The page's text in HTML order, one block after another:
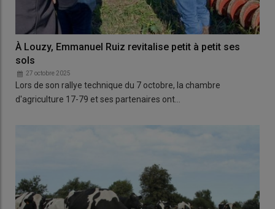
À Louzy, Emmanuel Ruiz revitalise petit à petit ses
sols
27 octobre 2025
Lors de son rallye technique du 7 octobre, la chambre
d'agriculture 17-79 et ses partenaires ont…